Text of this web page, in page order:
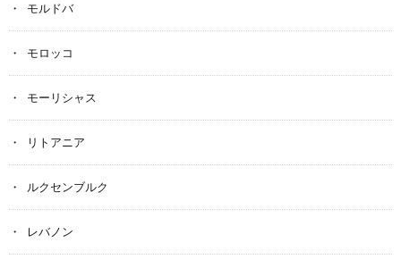
モルドバ
モロッコ
モーリシャス
リトアニア
ルクセンブルク
レバノン